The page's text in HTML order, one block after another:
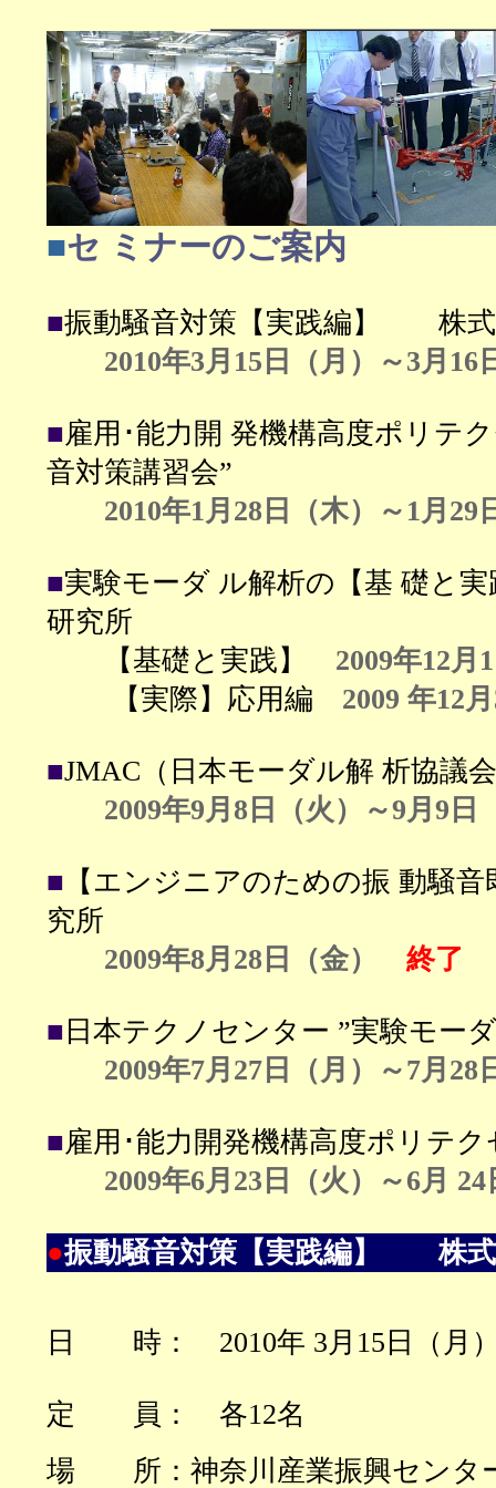
■セ ミナーのご案内
■振動騒音対策【実践編】 株式
2010年3月15日（月）
～3月16
■雇用･能力開 発機構高度ポリテ
音対策講習会”
2010年1月28日（木）～1月29
■実験モーダ ル解析の【基 礎と
研究所
【基礎と実践】 2009年12月
【実際】応用編 2009 年12
■JMAC（日本モーダル解 析協議
2009年9月8日（火）～9月9日
■ 【エンジニアのための振 動騒
究所
2009年8月28日（金） 終了
■ 日本テクノセンター ”実験モー
2009年7月27日（月）～7月28
■雇用･能力開発機構高度ポリテク
2009年6月23日（火）～6月
●振動騒音対策【実践編】 株
日 時： 2010年 3月 15 日（月
定 員： 各12名
場 所： 神奈川産業振興センタ